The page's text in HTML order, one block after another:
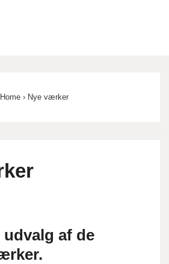
Home › Nye værker
udvalg af de